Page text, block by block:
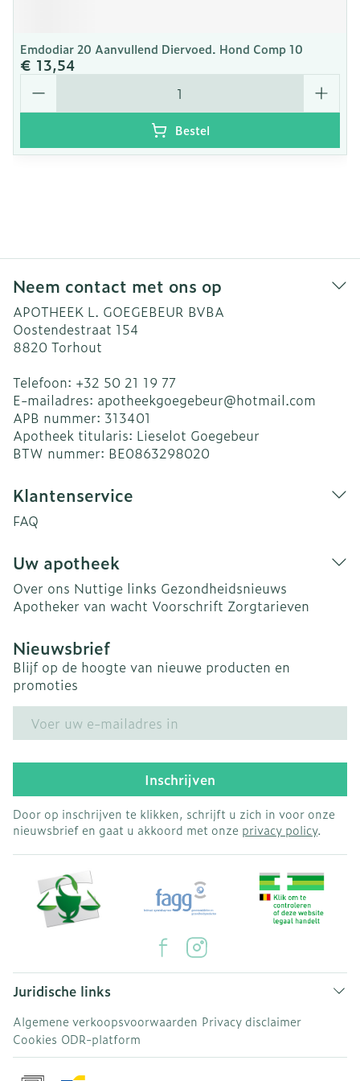
Emdodiar 20 Aanvullend Diervoed. Hond Comp 10
€ 13,54
Aantal
Bestel
Neem contact met ons op
APOTHEEK L. GOEGEBEUR BVBA
Oostendestraat 154
8820 Torhout
Telefoon: +32 50 21 19 77
E-mailadres: apotheekgoegebeur@hotmail.com
APB nummer: 313401
Apotheek titularis: Lieselot Goegebeur
BTW nummer: BE0863298020
Klantenservice
FAQ
Uw apotheek
Over ons Nuttige links Gezondheidsnieuws
Apotheker van wacht Voorschrift Zorgtarieven
Nieuwsbrief
Blijf op de hoogte van nieuwe producten en
promoties
Inschrijven
Door op inschrijven te klikken, schrijft u zich in voor onze
nieuwsbrief en gaat u akkoord met onze privacy policy.
Juridische links
Algemene verkoopsvoorwaarden Privacy disclaimer
Cookies ODR-platform